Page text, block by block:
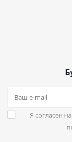
Я согласен на